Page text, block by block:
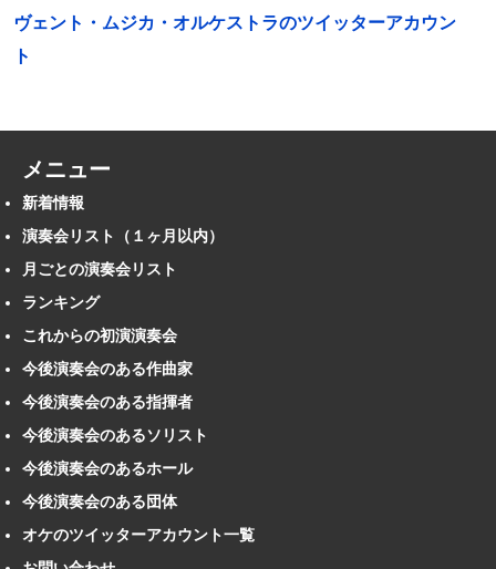
ヴェント・ムジカ・オルケストラのツイッターアカウン
ト
メニュー
新着情報
演奏会リスト（１ヶ月以内）
月ごとの演奏会リスト
ランキング
これからの初演演奏会
今後演奏会のある作曲家
今後演奏会のある指揮者
今後演奏会のあるソリスト
今後演奏会のあるホール
今後演奏会のある団体
オケのツイッターアカウント一覧